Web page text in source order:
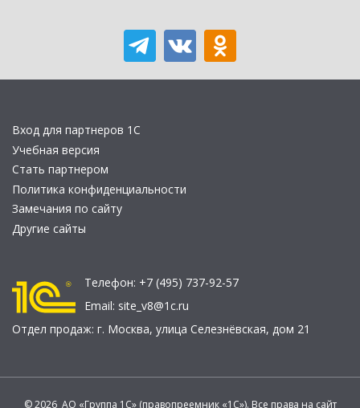
Вход для партнеров 1С
Учебная версия
Стать партнером
Политика конфиденциальности
Замечания по сайту
Другие сайты
Телефон: +7 (495) 737-92-57
Email: site_v8@1c.ru
Отдел продаж: г. Москва, улица Селезнёвская, дом 21
© 2026 АО «Группа 1С» (правопреемник «1С»). Все права на сайт